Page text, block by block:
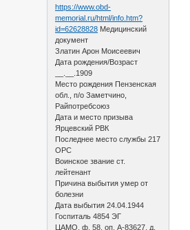
https://www.obd-
memorial.ru/html/info.htm?
id=62628828 Медицинский
документ
Златин Арон Моисеевич
Дата рождения/Возраст
__.__.1909
Место рождения Пензенская
обл., п/о Заметчино,
Райпотребсоюз
Дата и место призыва
Ярцевский РВК
Последнее место службы 217
ОРС
Воинское звание ст.
лейтенант
Причина выбытия умер от
болезни
Дата выбытия 24.04.1944
Госпиталь 4854 ЭГ
ЦАМО, ф. 58, оп. А-83627, д.